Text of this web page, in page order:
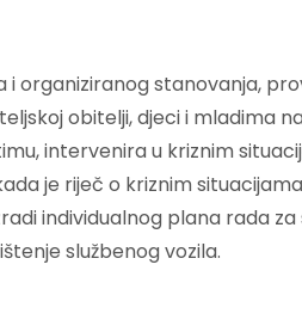
organiziranog stanovanja,
obitelji, djeci i mladima
intervenira u kriznim
je riječ o kriznim
individualnog plana rada
službenog vozila.